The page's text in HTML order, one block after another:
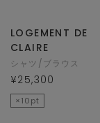
LOGEMENT DE
CLAIRE
シャツ/ブラウス
¥25,300
×10pt